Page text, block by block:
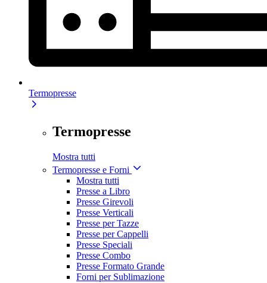
Termopresse
Termopresse
Mostra tutti
Termopresse e Forni
Mostra tutti
Presse a Libro
Presse Girevoli
Presse Verticali
Presse per Tazze
Presse per Cappelli
Presse Speciali
Presse Combo
Presse Formato Grande
Forni per Sublimazione